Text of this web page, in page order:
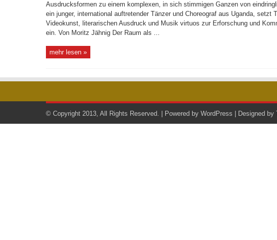
Ausdrucksformen zu einem komplexen, in sich stimmigen Ganzen von
ein junger, international auftretender Tänzer und Choreograf aus Uganda, setzt
Videokunst, literarischen Ausdruck und Musik virtuos zur Erforschung und
ein. Von Moritz Jähnig Der Raum als ...
mehr lesen »
© Copyright 2013, All Rights Reserved. | Powered by WordPress | Designed by